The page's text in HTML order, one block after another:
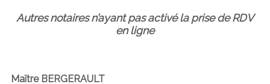
Autres notaires n’ayant pas activé la prise de RDV
en ligne
Maître BERGERAULT